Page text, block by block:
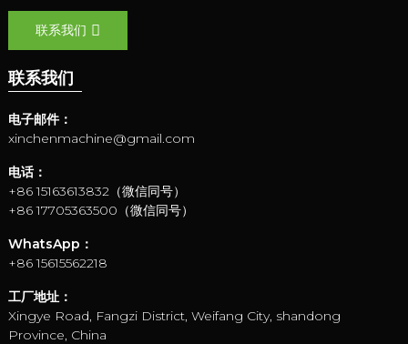
联系我们
联系我们
电子邮件：
xinchenmachine@gmail.com
电话：
+86 15163613832（微信同号）
+86 17705363500（微信同号）
WhatsApp：
+86 15615562218
工厂地址：
Xingye Road, Fangzi District, Weifang City, shandong
Province, China